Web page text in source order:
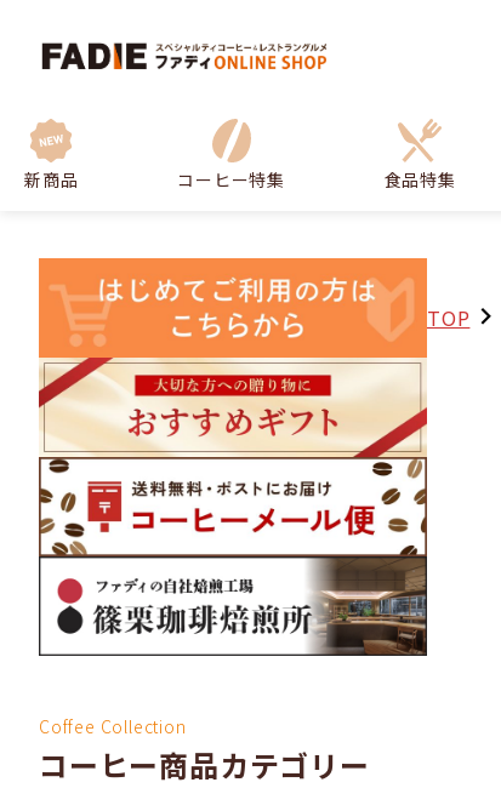
新商品 コーヒー特集 食品特集
Coffee Collection
コーヒー商品カテゴリー
TOP